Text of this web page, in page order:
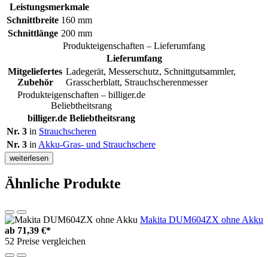
Leistungsmerkmale
Schnittbreite 160 mm
Schnittlänge 200 mm
Produkteigenschaften – Lieferumfang
Lieferumfang
Mitgeliefertes
Zubehör
Ladegerät, Messerschutz, Schnittgutsammler,
Grasscherblatt, Strauchscherenmesser
Produkteigenschaften – billiger.de
Beliebtheitsrang
billiger.de Beliebtheitsrang
Nr. 3 in Strauchscheren
Nr. 3 in Akku-Gras- und Strauchschere
weiterlesen
Ähnliche Produkte
Makita DUM604ZX ohne Akku
ab 71,39 €*
52 Preise vergleichen